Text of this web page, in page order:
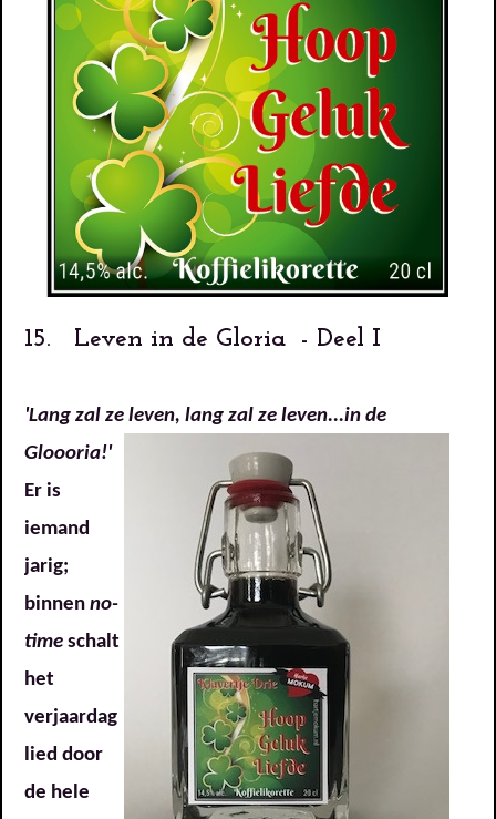
15. Leven in de Gloria - Deel I
'Lang zal ze leven, lang zal ze leven...in de
Gloooria!'
Er is
iemand
jarig;
binnen no-
time schalt
het
verjaardag
lied door
de hele